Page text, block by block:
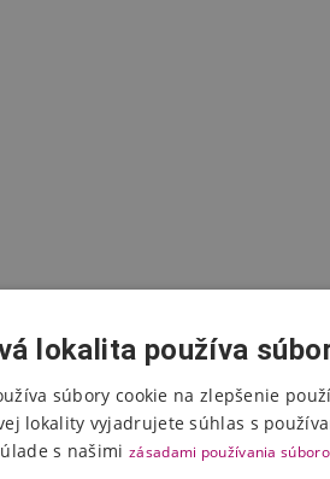
produktu
lokalita používa
súbory cookie na zlepšenie
lokality vyjadrujete súhlas s
s našimi zásadami používania